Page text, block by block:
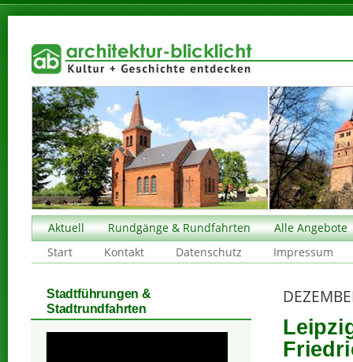
Aktuell Rundgänge & Rundfahrten
Alle Angebote
Start
Kontakt Datenschutz Impressum
Stadtführungen &
Stadtrundfahrten